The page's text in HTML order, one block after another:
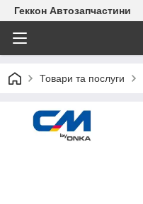
Геккон Автозапчастини
Товари та послуги